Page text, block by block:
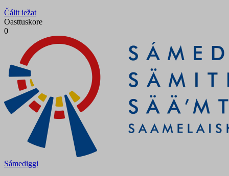
Čálit iežat
Oasttuskore
0
Sámediggi